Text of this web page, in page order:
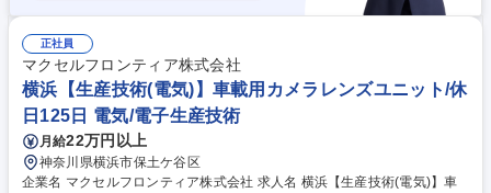
正社員
マクセルフロンティア株式会社
横浜【生産技術(電気)】車載用カメラレンズユニット/休
日125日 電気/電子生産技術
月給22万円以上
神奈川県横浜市保土ケ谷区
企業名 マクセルフロンティア株式会社 求人名 横浜【生産技術(電気)】車